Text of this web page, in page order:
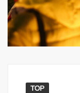
TOP